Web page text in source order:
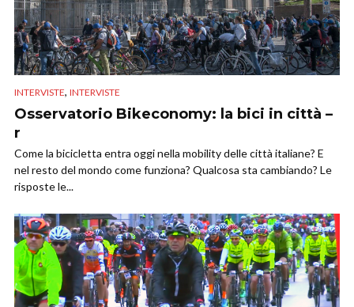
INTERVISTE, INTERVISTE
Osservatorio Bikeconomy: la bici in città –
r
Come la bicicletta entra oggi nella mobility delle città italiane? E
nel resto del mondo come funziona? Qualcosa sta cambiando? Le
risposte le...